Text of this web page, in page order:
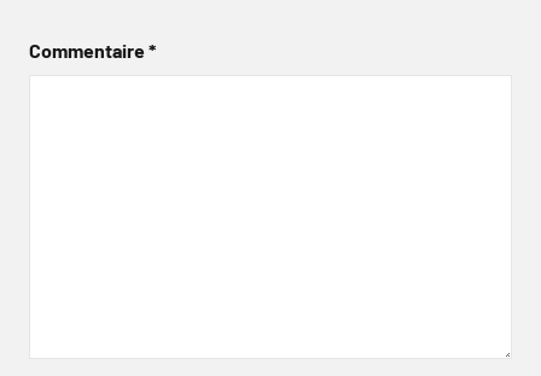
Commentaire*